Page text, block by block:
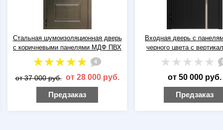
Стальная шумоизоляционная дверь
с коричневыми панелями МДФ ПВХ
4
от 37 000 руб. от 28 000 руб.
Предзаказ
Входная дверь с
черного цвета с
полосками
0
от 50 000 руб.
Предзаказ